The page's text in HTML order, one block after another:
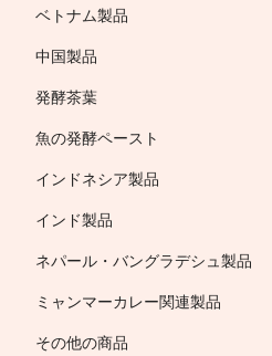
ベトナム製品
中国製品
発酵茶葉
魚の発酵ペースト
インドネシア製品
インド製品
ネパール・バングラデシュ製品
ミャンマーカレー関連製品
その他の商品